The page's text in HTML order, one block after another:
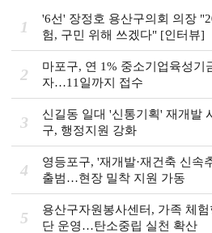
1
'6선' 장정호 용산구의회 의장
험, 구민 위해 쓰겠다" [인터뷰]
2
마포구, 연 1% 중소기업육성기
자…11일까지 접수
3
신길동 일대 '신통기획' 재개발
구, 행정지원 강화
4
영등포구, '재개발·재건축 신속
출범…현장 밀착 지원 가동
5
용산구자원봉사센터, 가족 체
단 운영…탄소중립 실천 확산